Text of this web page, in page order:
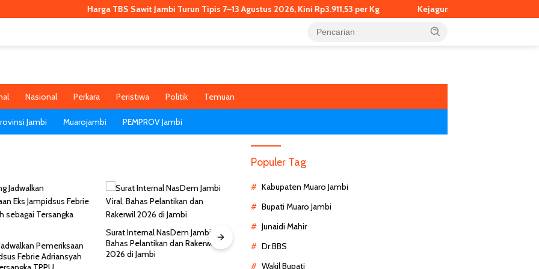
Harga TBS Sawit Jambi Turun Tipis 7–13 Agustus 2026, Kini Rp3.911,53 per Kg Kejagung Jadwalkan Pemeriksaan
Nasional Perkara Peristiwa Politik Temuan
Jambi Muarojambi PEMPROV Jambi
Pemeriksaan
Febrie Adriansyah
Surat Internal NasDem Jambi Viral,
Bahas Pelantikan dan Rakerwil
2026 di Jambi
Kemenkes Ungkap Fakta Viral
Populer Tag
Kabupaten Muaro Jambi
Bupati Muaro Jambi
Junaidi Mahir
Dr.BBS
Wakil Bupati